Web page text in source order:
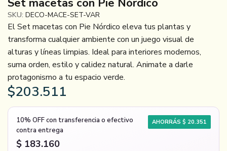
Set macetas con Pie Nórdico
SKU: DECO-MACE-SET-VAR
ElSet macetas con Pie Nórdico eleva tus plantas y
transforma cualquier ambiente con un juego visual de
alturas y líneas limpias. Ideal para interiores modernos,
suma orden, estilo y calidez natural. Animate a darle
protagonismo a tu espacio verde.
$203.511
10% OFF con transferencia o efectivo
contra entrega
$ 183.160
AHORRÁS $ 20.351